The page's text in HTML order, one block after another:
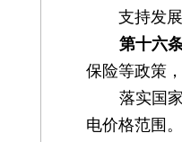
支持发展
第十六
保险等政策
落实国家
电价格范围。